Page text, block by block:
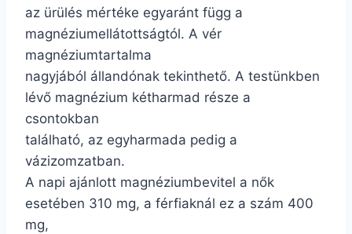
az ürülés mértéke egyaránt függ a
magnéziumellátottságtól. A vér
magnéziumtartalma
nagyjából állandónak tekinthető. A testünkben
lévő magnézium kétharmad része a
csontokban
található, az egyharmada pedig a
vázizomzatban.
A napi ajánlott magnéziumbevitel a nők
esetében 310 mg, a férfiaknál ez a szám 400
mg,